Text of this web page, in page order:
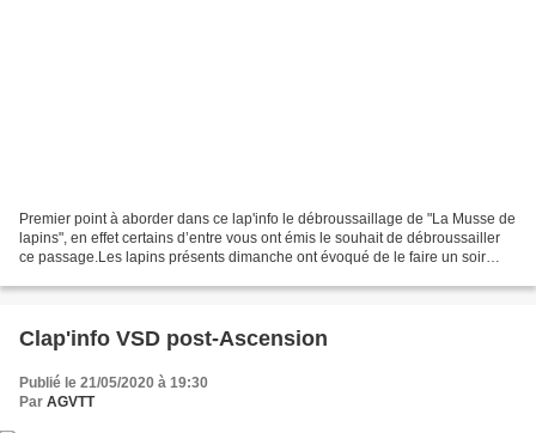
Premier point à aborder dans ce lap'info le débroussaillage de "La Musse de
lapins", en effet certains d’entre vous ont émis le souhait de débroussailler
ce passage.Les lapins présents dimanche ont évoqué de le faire un soir
Clap'info VSD post-Ascension
Publié le 21/05/2020 à 19:30
Par AGVTT